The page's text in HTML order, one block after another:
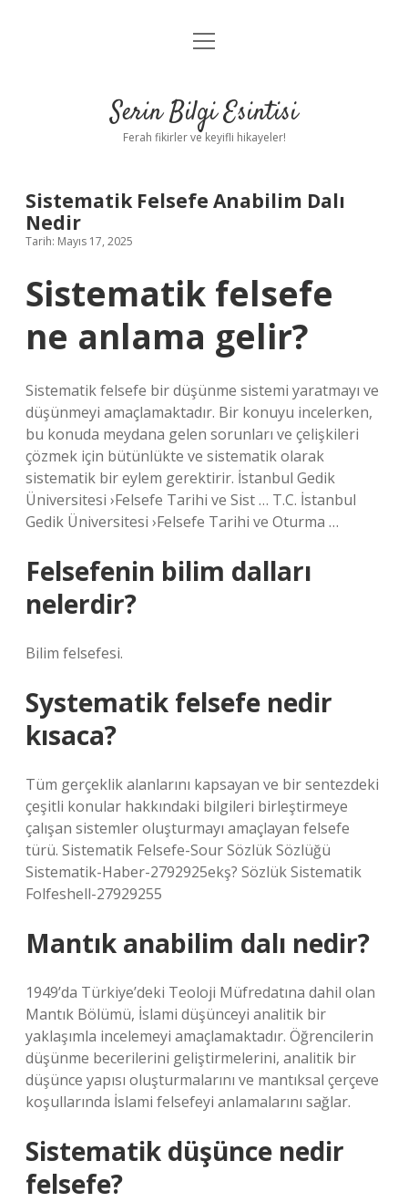
Anasayfa
Yasal Uyarı
menüyü
Serin Bilgi Esintisi
Ferah fikirler ve keyifli hikayeler!
Sistematik Felsefe Anabilim Dalı
Nedir
Tarih: Mayıs 17, 2025
Sistematik felsefe
ne anlama gelir?
Sistematik felsefe bir düşünme sistemi yaratmayı ve
düşünmeyi amaçlamaktadır. Bir konuyu incelerken,
bu konuda meydana gelen sorunları ve çelişkileri
çözmek için bütünlükte ve sistematik olarak
sistematik bir eylem gerektirir. İstanbul Gedik
Üniversitesi ›Felsefe Tarihi ve Sist … T.C. İstanbul
Gedik Üniversitesi ›Felsefe Tarihi ve Oturma …
Felsefenin bilim dalları
nelerdir?
Bilim felsefesi.
Systematik felsefe nedir
kısaca?
Tüm gerçeklik alanlarını kapsayan ve bir sentezdeki
çeşitli konular hakkındaki bilgileri birleştirmeye
çalışan sistemler oluşturmayı amaçlayan felsefe
türü. Sistematik Felsefe-Sour Sözlük Sözlüğü
Sistematik-Haber-2792925ekş? Sözlük Sistematik
Folfeshell-27929255
Mantık anabilim dalı nedir?
1949’da Türkiye’deki Teoloji Müfredatına dahil olan
Mantık Bölümü, İslami düşünceyi analitik bir
yaklaşımla incelemeyi amaçlamaktadır. Öğrencilerin
düşünme becerilerini geliştirmelerini, analitik bir
düşünce yapısı oluşturmalarını ve mantıksal çerçeve
koşullarında İslami felsefeyi anlamalarını sağlar.
Sistematik düşünce nedir
felsefe?